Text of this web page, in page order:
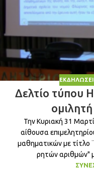
Δελτίο τύπου
Την Κυριακή 31
αίθουσα
μαθηματικών με τίτλο
ρητών αριθμών"